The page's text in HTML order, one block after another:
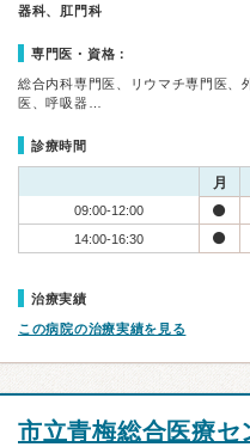
器科、肛門科
専門医・資格：
総合内科専門医、リウマチ専門医、
医、呼吸器…
診療時間
月
09:00-12:00
14:00-16:30
治療実績
この病院の治療実績を見る
市立青梅総合医療セ